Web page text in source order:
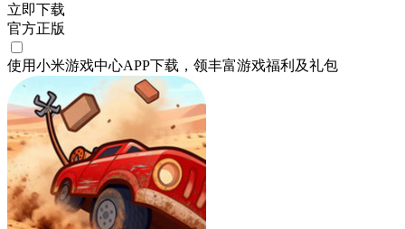
立即下载
官方正版
使用小米游戏中心APP下载 ，领丰富游戏福利 及礼包